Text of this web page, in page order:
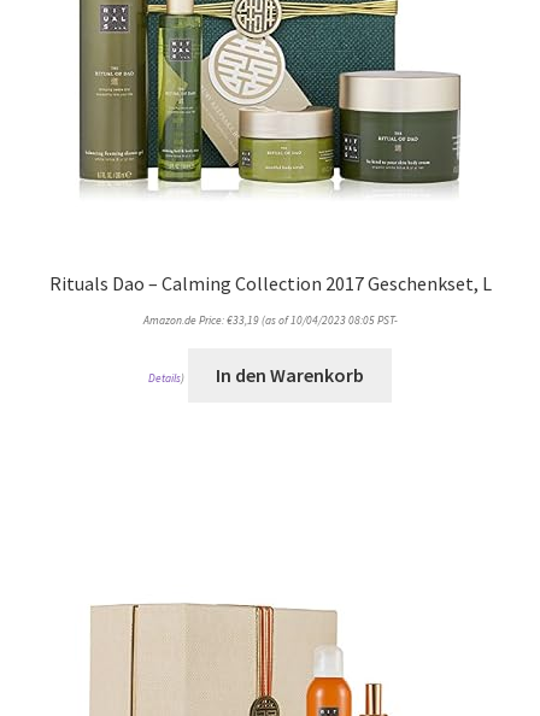
Rituals Dao – Calming Collection 2017 Geschenkset, L
Amazon.de Price:€33,19(as of 10/04/2023 08:05 PST-
Details) In den Warenkorb